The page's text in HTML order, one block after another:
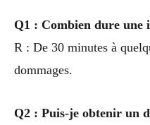
Q1 : Combien dure une
R : De 30 minutes à
dommages.
Q2 : Puis-je obtenir un